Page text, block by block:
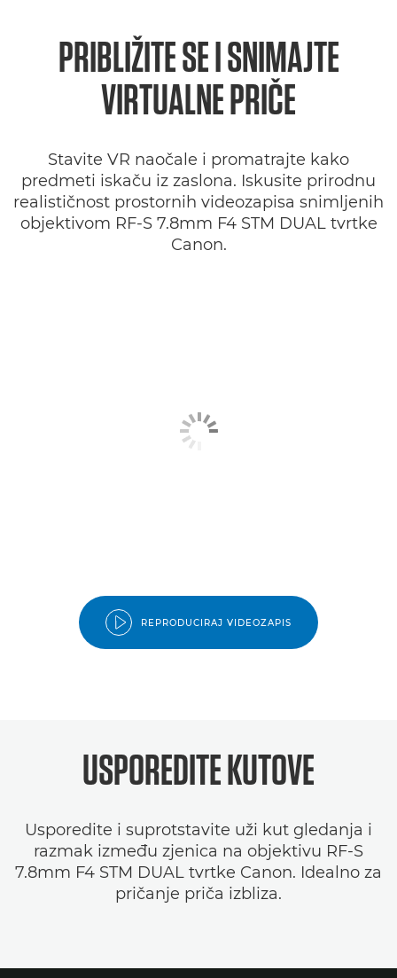
PRIBLIŽITE SE I SNIMAJTE
VIRTUALNE PRIČE
Stavite VR naočale i promatrajte kako
predmeti iskaču iz zaslona. Iskusite prirodnu
realističnost prostornih videozapisa snimljenih
objektivom RF-S 7.8mm F4 STM DUAL tvrtke
Canon.
REPRODUCIRAJ VIDEOZAPIS
USPOREDITE KUTOVE
Usporedite i suprotstavite uži kut gledanja i
razmak između zjenica na objektivu RF-S
7.8mm F4 STM DUAL tvrtke Canon. Idealno za
pričanje priča izbliza.